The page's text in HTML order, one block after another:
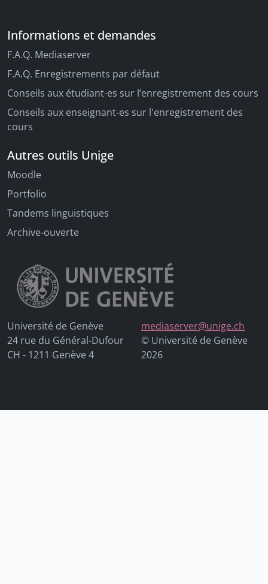
Informations et demandes
F.A.Q. Mediaserver
F.A.Q. Enregistrements par défaut
Conseils aux étudiant-es sur l’enregistrement des cours
Conseils aux enseignant-es sur l'enregistrement des
cours
Autres outils Unige
Moodle
Portfolio
Tandems linguistiques
Archive-ouverte
Université de Genève
24 rue du Général-Dufour
CH - 1211 Genève 4
mediaserver@unige.ch
© Université de Genève
2026